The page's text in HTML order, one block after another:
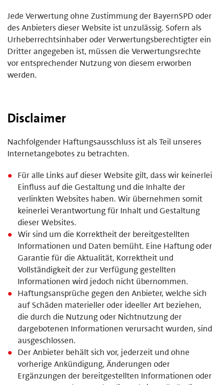
Jede Verwertung ohne Zustimmung der BayernSPD oder
des Anbieters dieser Website ist unzulässig. Sofern als
Urheberrechtsinhaber oder Verwertungsberechtigter ein
Dritter angegeben ist, müssen die Verwertungsrechte
vor entsprechender Nutzung von diesem erworben
werden.
Disclaimer
Nachfolgender Haftungsausschluss ist als Teil unseres
Internetangebotes zu betrachten.
Für alle Links auf dieser Website gilt, dass wir keinerlei
Einfluss auf die Gestaltung und die Inhalte der
verlinkten Websites haben. Wir übernehmen somit
keinerlei Verantwortung für Inhalt und Gestaltung
dieser Websites.
Wir sind um die Korrektheit der bereitgestellten
Informationen und Daten bemüht. Eine Haftung oder
Garantie für die Aktualität, Korrektheit und
Vollständigkeit der zur Verfügung gestellten
Informationen wird jedoch nicht übernommen.
Haftungsansprüche gegen den Anbieter, welche sich
auf Schäden materieller oder ideeller Art beziehen,
die durch die Nutzung oder Nichtnutzung der
dargebotenen Informationen verursacht wurden, sind
ausgeschlossen.
Der Anbieter behält sich vor, jederzeit und ohne
vorherige Ankündigung, Änderungen oder
Ergänzungen der bereitgestellten Informationen oder